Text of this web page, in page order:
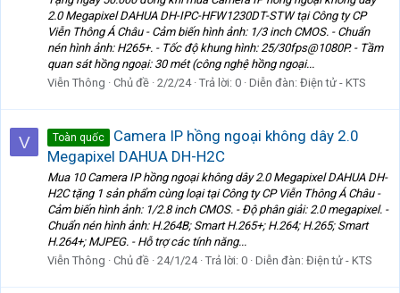
2.0 Megapixel DAHUA DH-IPC-HFW1230DT-STW tại Công ty CP
Viễn Thông Á Châu - Cảm biến hình ảnh: 1/3 inch CMOS. - Chuẩn
nén hình ảnh: H265+. - Tốc độ khung hình: 25/30fps@1080P. - Tầm
quan sát hồng ngoại: 30 mét (công nghệ hồng ngoại...
Viễn Thông
Chủ đề 2/2/24 Trả lời: 0 Diễn đàn: Điện tử - KTS
V Toàn quốc
Camera IP hồng ngoại không dây 2.0
Megapixel DAHUA DH-H2C
Mua 10 Camera IP hồng ngoại không dây 2.0 Megapixel DAHUA DH-
H2C tặng 1 sản phẩm cùng loại tại Công ty CP Viễn Thông Á Châu -
Cảm biến hình ảnh: 1/2.8 inch CMOS. - Độ phân giải: 2.0 megapixel. -
Chuẩn nén hình ảnh: H.264B; Smart H.265+; H.264; H.265; Smart
H.264+; MJPEG. - Hỗ trợ các tính năng...
Viễn Thông
Chủ đề 24/1/24 Trả lời: 0 Diễn đàn: Điện tử - KTS